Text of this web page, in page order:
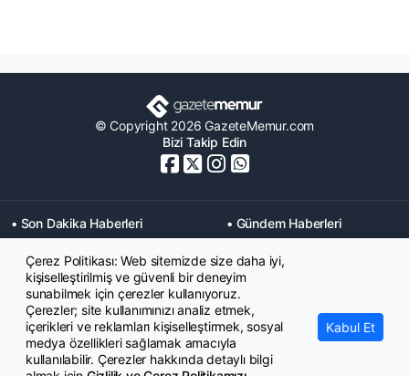
© Copyright 2026 GazeteMemur.com
Bizi Takip Edin
• Son Dakika Haberleri
• Gündem Haberleri
• Memurlar Haberleri
• KPSS Haberleri
• Ekonomi Haberleri
• Eğitim Haberleri
• Yaşam Haberleri
• Maaş Verileri Haberleri
• Mahkeme Kararları
Haberleri
Çerez Politikası: Web sitemizde size daha iyi,
kişiselleştirilmiş ve güvenli bir deneyim
sunabilmek için çerezler kullanıyoruz.
Çerezler; site kullanımınızı analiz etmek,
içerikleri ve reklamları kişiselleştirmek, sosyal
medya özellikleri sağlamak amacıyla
kullanılabilir. Çerezler hakkında detaylı bilgi
Kabul Et